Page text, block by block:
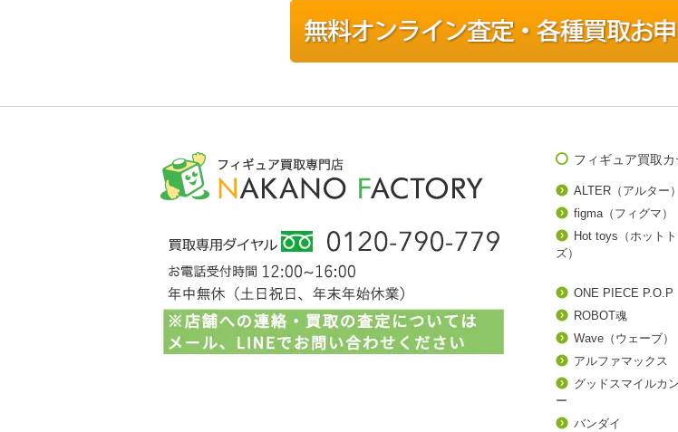
フィギュア買取
ALTER（アルター）
figma（フィグマ）
Hot toys（ホットト
ズ）
ONE PIECE P.O.P
ROBOT魂
Wave（ウェーブ）
アルファマックス
グッドスマイルカ
ー
バンダイ